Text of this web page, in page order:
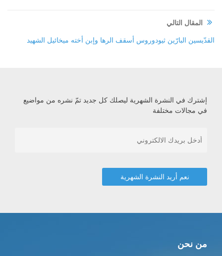
المقال التالي
القدّيسين البارّين ثيودوروس أسقف الرها وإبن أخته ميخائيل الشهيد
إشترك في النشرة الشهرية ليصلك كل جديد تمّ نشره من مواضيع
في مجالات مختلفة
من نحن